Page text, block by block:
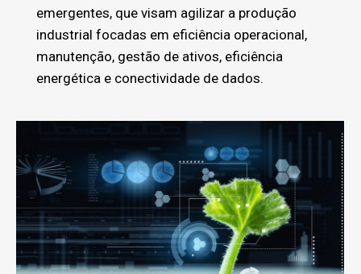
emergentes, que visam agilizar a produção
industrial focadas em eficiência operacional,
manutenção, gestão de ativos, eficiência
energética e conectividade de dados.